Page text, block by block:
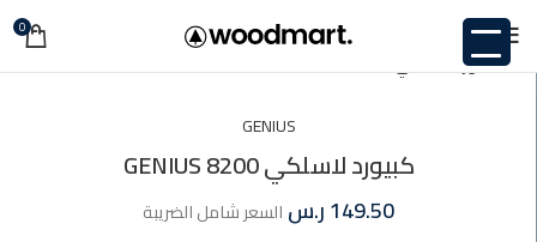
0
GENIUS
كبيورد لاسلكي 8200 GENIUS
149.50ر.س السعر شامل الضريبة